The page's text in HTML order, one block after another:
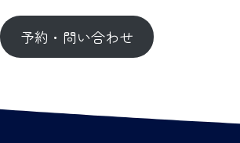
予約・問い合わせ